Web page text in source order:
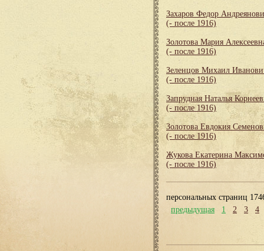
Захаров Федор
(- после 1916)
Золотова Мария
(- после 1916)
Зеленцов Михаил
(- после 1916)
Запрудная Наталья
(- после 1916)
Золотова Евдокия
(- после 1916)
Жукова Екатерина
(- после 1916)
персональных страниц
предыдущая
1 2 3 4